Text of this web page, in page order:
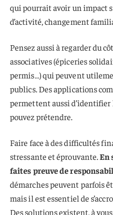
qui pourrait avoir un impact
d’activité, changement
Pensez aussi à regarder du
associatives (épiceries
permis…) qui peuvent
publics. Des applications
permettent aussi d’identifier
pouvez prétendre.
Faire face à des difficultés
stressante et éprouvante.En
faites preuve de
démarches peuvent parfois
mais il est essentiel de
Des solutions existent, à